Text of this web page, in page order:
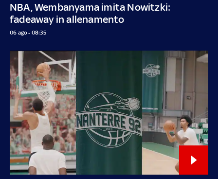
NBA, Wembanyama imita Nowitzki:
fadeaway in allenamento
06 ago - 08:35